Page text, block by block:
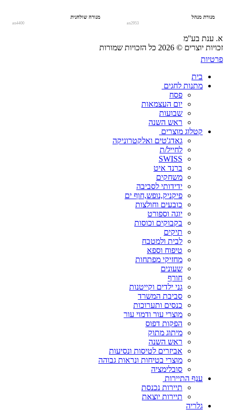
מנורת מנהל
an2953
מנורה שולחנית
an4400
א. ענת בע''מ
זכויות יוצרים © 2026 כל הזכויות שמורות
פרטיות
בית
מתנות לחגים
פסח
יום העצמאות
שבועות
ראש השנה
קטלוג מוצרים
גאדג'טים ואלקטרוניקה
לחייל/ת
SWISS
ברנד איט
משחקים
ידידותי לסביבה
פיקניק,נופש,חוף ים
כובעים וחולצות
יוגה וספורט
בקבוקים וכוסות
תיקים
לבית ולמטבח
טיפוח וספא
מחזיקי מפתחות
שעונים
חורף
גני ילדים וקייטנות
סביבת המשרד
כנסים ותערוכות
מוצרי עור ודמוי עור
הפקות דפוס
מיתוג מתוק
ראש השנה
אביזרים לטיסות ונסיעות
מוצרי בטיחות ונראות גבוהה
סובלימציה
ענף התיירות
תיירות נכנסת
תיירות יוצאת
גלריה